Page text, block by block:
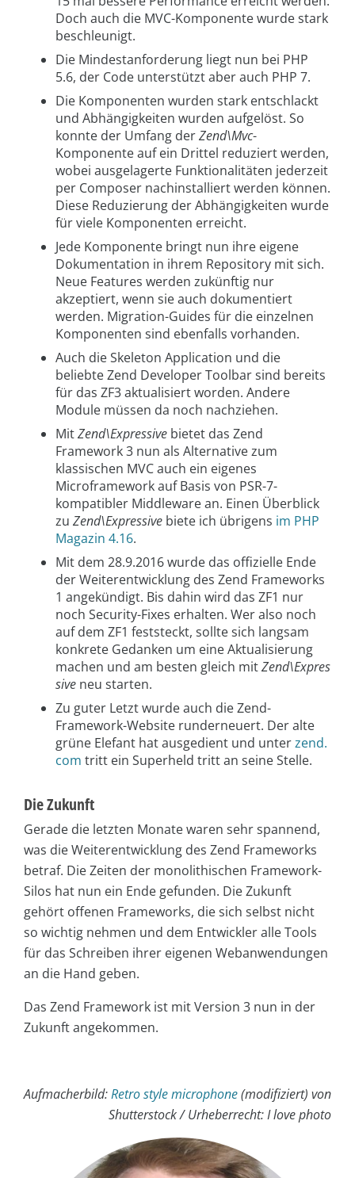
Doch auch die MVC-Komponente wurde stark
beschleunigt.
Die Mindestanforderung liegt nun bei PHP
5.6, der Code unterstützt aber auch PHP 7.
Die Komponenten wurden stark entschlackt
und Abhängigkeiten wurden aufgelöst. So
konnte der Umfang derZend\Mvc-
Komponente auf ein Drittel reduziert werden,
wobei ausgelagerte Funktionalitäten jederzeit
per Composer nachinstalliert werden können.
Diese Reduzierung der Abhängigkeiten wurde
für viele Komponenten erreicht.
Jede Komponente bringt nun ihre eigene
Dokumentation in ihrem Repository mit sich.
Neue Features werden zukünftig nur
akzeptiert, wenn sie auch dokumentiert
werden. Migration-Guides für die einzelnen
Komponenten sind ebenfalls vorhanden.
Auch die Skeleton Application und die
beliebte Zend Developer Toolbar sind bereits
für das ZF3 aktualisiert worden. Andere
Module müssen da noch nachziehen.
MitZend\Expressive bietet das Zend
Framework 3 nun als Alternative zum
klassischen MVC auch ein eigenes
Microframework auf Basis von PSR-7-
kompatibler Middleware an. Einen Überblick
zu Zend\Expressive biete ich übrigens im PHP
Magazin 4.16.
Mit dem 28.9.2016 wurde das offizielle Ende
der Weiterentwicklung des Zend Frameworks
1 angekündigt. Bis dahin wird das ZF1 nur
noch Security-Fixes erhalten. Wer also noch
auf dem ZF1 feststeckt, sollte sich langsam
konkrete Gedanken um eine Aktualisierung
machen und am besten gleich mitZend\Expres
sive neu starten.
Zu guter Letzt wurde auch die Zend-
Framework-Website runderneuert. Der alte
grüne Elefant hat ausgedient und unterzend.
com tritt ein Superheld tritt an seine Stelle.
Die Zukunft
Gerade die letzten Monate waren sehr spannend,
was die Weiterentwicklung des Zend Frameworks
betraf. Die Zeiten der monolithischen Framework-
Silos hat nun ein Ende gefunden. Die Zukunft
gehört offenen Frameworks, die sich selbst nicht
so wichtig nehmen und dem Entwickler alle Tools
für das Schreiben ihrer eigenen Webanwendungen
an die Hand geben.
Das Zend Framework ist mit Version 3 nun in der
Zukunft angekommen.
Aufmacherbild:Retro style microphone(modifiziert) von
Shutterstock / Urheberrecht: I love photo